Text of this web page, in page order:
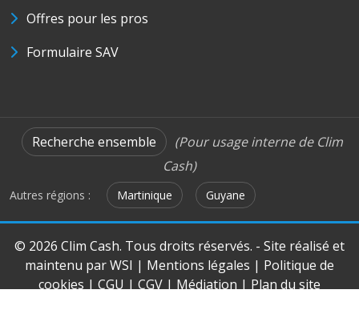
Offres pour les pros
Formulaire SAV
Recherche ensemble
(Pour usage interne de Clim
Cash)
Autres régions : Martinique Guyane
© 2026 Clim Cash. Tous droits réservés. - Site réalisé et
maintenu parWSI | Mentions légales | Politique de
cookies | CGU | CGV | Médiation | Plan du site